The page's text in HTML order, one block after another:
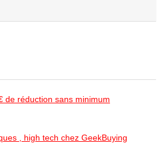
de réduction sans minimum
, high tech chez GeekBuying